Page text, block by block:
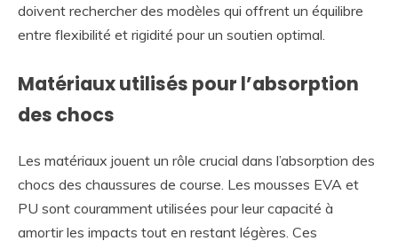
doivent rechercher des modèles qui offrent un équilibre
entre flexibilité et rigidité pour un soutien optimal.
Matériaux utilisés pour l’absorption
des chocs
Les matériaux jouent un rôle crucial dans l’absorption des
chocs des chaussures de course. Les mousses EVA et
PU sont couramment utilisées pour leur capacité à
amortir les impacts tout en restant légères. Ces